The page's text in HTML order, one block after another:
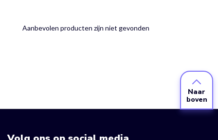
Aanbevolen producten zijn niet gevonden
Naar
boven